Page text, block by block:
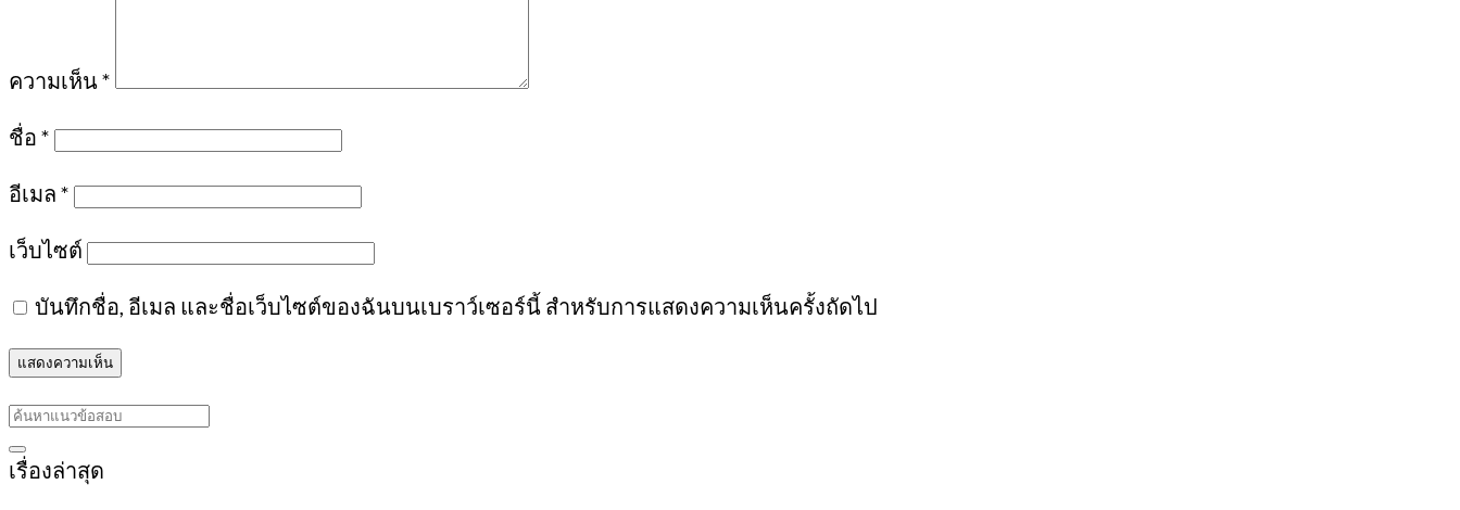
ความเห็น*
ชื่อ *
อีเมล *
เว็บไซต์
บันทึกชื่อ, อีเมล และชื่อเว็บไซต์ของฉันบนเบราว์เซอร์นี้ สำหรับการแสดงความเห็นครั้งถัดไป
เรื่องล่าสุด